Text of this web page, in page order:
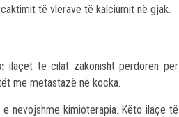
të vlerave të kalciumit në gjak.
ilaçet të cilat zakonisht përdoren për
me metastazë në kocka.
nevojshme kimioterapia. Këto ilaçe të